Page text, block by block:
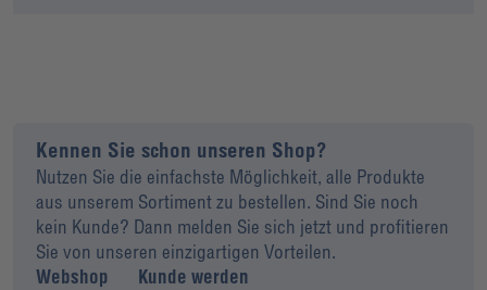
Kennen Sie schon unseren Shop?
Nutzen Sie die einfachste Möglichkeit, alle Produkte
aus unserem Sortiment zu bestellen. Sind Sie noch
kein Kunde? Dann melden Sie sich jetzt und profitieren
Sie von unseren einzigartigen Vorteilen.
Webshop
Kunde werden